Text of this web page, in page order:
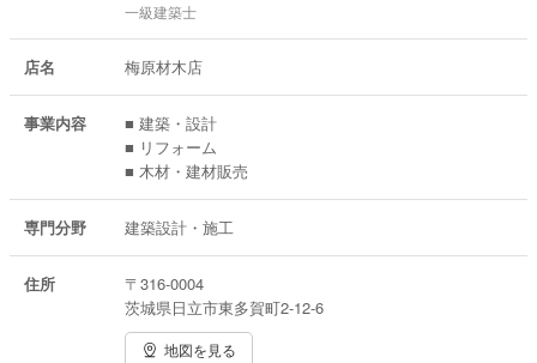
一級建築士
店名 梅原材木店
事業内容
■ 建築・設計
■ リフォーム
■ 木材・建材販売
専門分野 建築設計・施工
住所
〒316-0004
茨城県日立市東多賀町2-12-6
地図を見る